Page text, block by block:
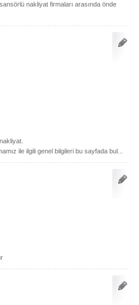
nakliyat firmaları arasında önde
ile ilgili genel bilgileri bu sayfada bul...